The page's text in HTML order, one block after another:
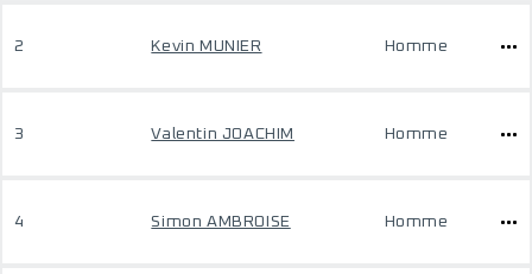
2 Kevin MUNIER Homme
3 Valentin JOACHIM Homme
4 Simon AMBROISE Homme